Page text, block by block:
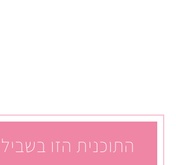
הזו בשבילכם אם